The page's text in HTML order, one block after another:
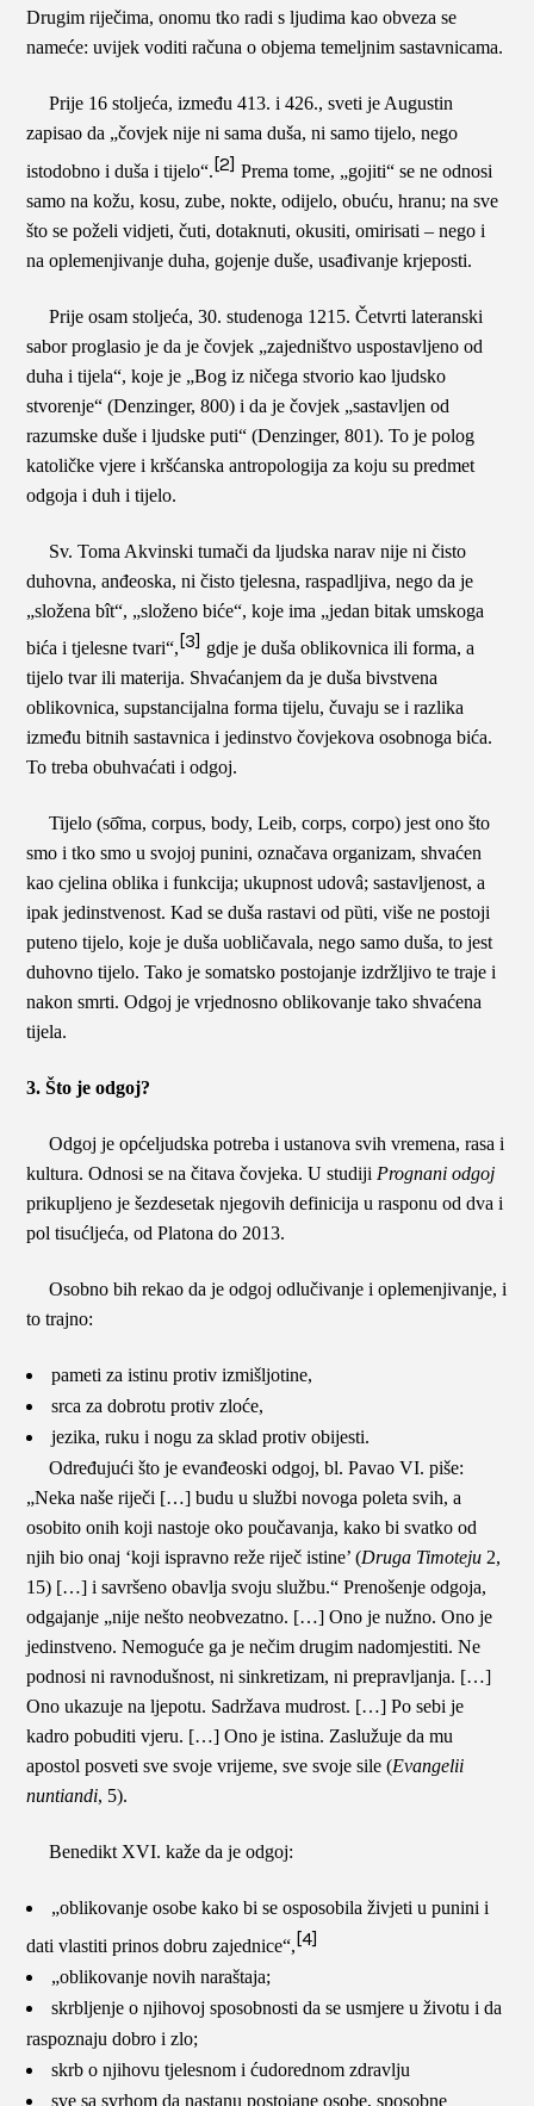
Drugim riječima, onomu tko radi s ljudima kao obveza se
nameće: uvijek voditi računa o objema temeljnim sastavnicama.
Prije 16 stoljeća, između 413. i 426., sveti je Augustin
zapisao da „čovjek nije ni sama duša, ni samo tijelo, nego
istodobno i duša i tijelo“.[2] Prema tome, „gojiti“ se ne odnosi
samo na kožu, kosu, zube, nokte, odijelo, obuću, hranu; na sve
što se poželi vidjeti, čuti, dotaknuti, okusiti, omirisati – nego i
na oplemenjivanje duha, gojenje duše, usađivanje krjeposti.
Prije osam stoljeća, 30. studenoga 1215. Četvrti lateranski
sabor proglasio je da je čovjek „zajedništvo uspostavljeno od
duha i tijela“, koje je „Bog iz ničega stvorio kao ljudsko
stvorenje“ (Denzinger, 800) i da je čovjek „sastavljen od
razumske duše i ljudske puti“ (Denzinger, 801). To je polog
katoličke vjere i kršćanska antropologija za koju su predmet
odgoja i duh i tijelo.
Sv. Toma Akvinski tumači da ljudska narav nije ni čisto
duhovna, anđeoska, ni čisto tjelesna, raspadljiva, nego da je
„složena bît“, „složeno biće“, koje ima „jedan bitak umskoga
bića i tjelesne tvari“,[3] gdje je duša oblikovnica iliforma, a
tijelo tvar ilimaterija. Shvaćanjem da je duša bivstvena
oblikovnica, supstancijalna forma tijelu, čuvaju se i razlika
između bitnih sastavnica i jedinstvo čovjekova osobnoga bića.
To treba obuhvaćati i odgoj.
Tijelo (sō͂ma,corpus, body, Leib, corps, corpo) jestono što
smo i tko smo u svojoj punini,označava organizam, shvaćen
kao cjelina oblika i funkcija; ukupnost udovâ; sastavljenost, a
ipak jedinstvenost. Kad se duša rastavi od pȕti, više ne postoji
puteno tijelo, koje je duša uobličavala, nego samo duša, to jest
duhovno tijelo. Tako je somatsko postojanje izdržljivo te traje i
nakon smrti. Odgoj je vrjednosno oblikovanje tako shvaćena
tijela.
3. Što je odgoj?
Odgoj je općeljudska potreba i ustanova svih vremena, rasa i
kultura. Odnosi se na čitava čovjeka. U studiji Prognani odgoj
prikupljeno je šezdesetak njegovih definicija u rasponu od dva i
pol tisućljeća, od Platona do 2013.
Osobno bih rekao da je odgoj odlučivanje i oplemenjivanje, i
to trajno:
pameti za istinu protiv izmišljotine,
srca za dobrotu protiv zloće,
jezika, ruku i nogu za sklad protiv obijesti.
Određujući što je evanđeoski odgoj, bl. Pavao VI. piše:
„Neka naše riječi […] budu u službi novoga poleta svih, a
osobito onih koji nastoje oko poučavanja, kako bi svatko od
njih bio onaj ‘koji ispravno reže riječ istine’ (Druga Timoteju 2,
15) […] i savršeno obavlja svoju službu.“ Prenošenje odgoja,
odgajanje „nije nešto neobvezatno. […] Ono je nužno. Ono je
jedinstveno. Nemoguće ga je nečim drugim nadomjestiti. Ne
podnosi ni ravnodušnost, ni sinkretizam, ni prepravljanja. […]
Ono ukazuje na ljepotu. Sadržava mudrost. […] Po sebi je
kadro pobuditi vjeru. […] Ono je istina. Zaslužuje da mu
apostol posveti sve svoje vrijeme, sve svoje sile (Evangelii
nuntiandi, 5).
Benedikt XVI. kaže da je odgoj:
„oblikovanje osobe kako bi se osposobila živjeti u punini i
dati vlastiti prinos dobru zajednice“,[4]
„oblikovanje novih naraštaja;
skrbljenje o njihovoj sposobnosti da se usmjere u životu i da
raspoznaju dobro i zlo;
skrb o njihovu tjelesnom i ćudorednom zdravlju
sve sa svrhom da nastanu postojane osobe, sposobne